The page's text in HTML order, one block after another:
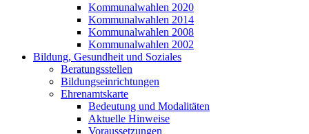
Kommunalwahlen 2020
Kommunalwahlen 2014
Kommunalwahlen 2008
Kommunalwahlen 2002
Bildung, Gesundheit und Soziales
Beratungsstellen
Bildungseinrichtungen
Ehrenamtskarte
Bedeutung und Modalitäten
Aktuelle Hinweise
Voraussetzungen